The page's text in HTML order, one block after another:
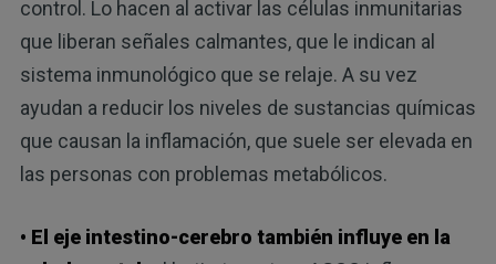
control. Lo hacen al activar las células inmunitarias
que liberan señales calmantes, que le indican al
sistema inmunológico que se relaje. A su vez
ayudan a reducir los niveles de sustancias químicas
que causan la inflamación, que suele ser elevada en
las personas con problemas metabólicos.
• El eje intestino-cerebro también influye en la